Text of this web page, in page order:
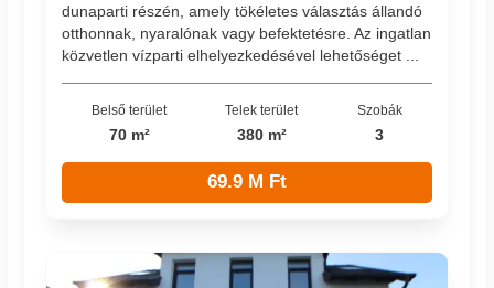
dunaparti részén, amely tökéletes választás állandó
otthonnak, nyaralónak vagy befektetésre. Az ingatlan
közvetlen vízparti elhelyezkedésével lehetőséget ...
Belső terület
70 m²
Telek terület
380 m²
Szobák
3
69.9 M Ft